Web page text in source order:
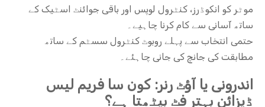
موٹر کو انکوڈرز، کنٹرول لوپس اور باقی جوائنٹ اسٹیک کے
ساتھ آسانی سے کام کرنا چاہیے۔
حتمی انتخاب سے پہلے روبوٹ کنٹرول سسٹم کے ساتھ
مطابقت کی جانچ کی جانی چاہئے۔
اندرونی یا آؤٹ رنر: کون سا فریم لیس
ڈیزائن بہتر فٹ بیٹھتا ہے؟